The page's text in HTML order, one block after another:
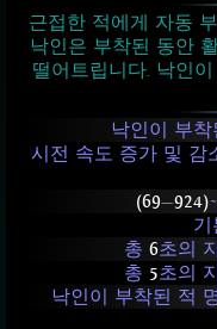
근접한 적에게 자동
낙인은 부착된 동안
떨어트립니다. 낙인
낙인이 부
시전 속도 증가 및 감
(69—924)~
기
총 6초의
총 5초의
낙인이 부착된 적